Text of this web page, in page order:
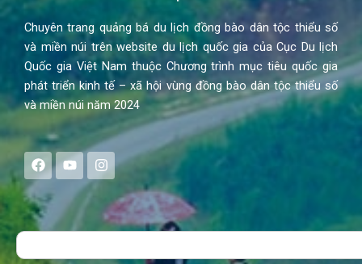
Chuyên trang quảng bá du lịch đồng bào dân tộc thiểu số
và miền núi trên website du lịch quốc gia của Cục Du lịch
Quốc gia Việt Nam thuộc Chương trình mục tiêu quốc gia
phát triển kinh tế – xã hội vùng đồng bào dân tộc thiểu số
và miền núi năm 2024
F
a
c
e
b
o
Y
o
u
t
u
b
I
n
s
a
g
Search